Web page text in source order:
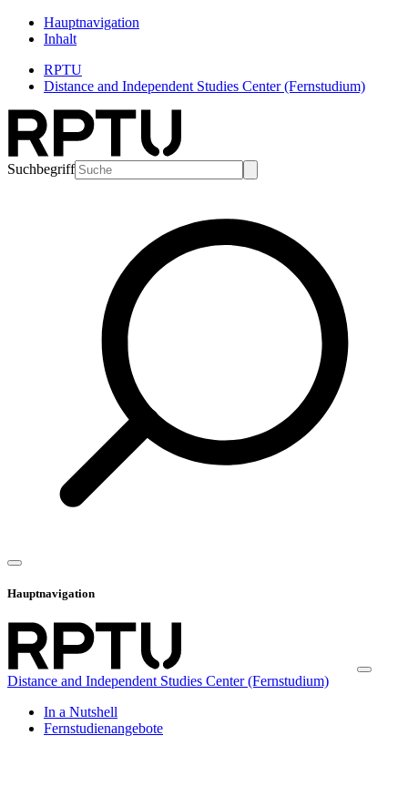
Hauptnavigation
Inhalt
RPTU
Distance and Independent Studies Center (Fernstudium)
Suchbegriff
Hauptnavigation
Distance and Independent Studies Center (Fernstudium)
In a Nutshell
Fernstudienangebote